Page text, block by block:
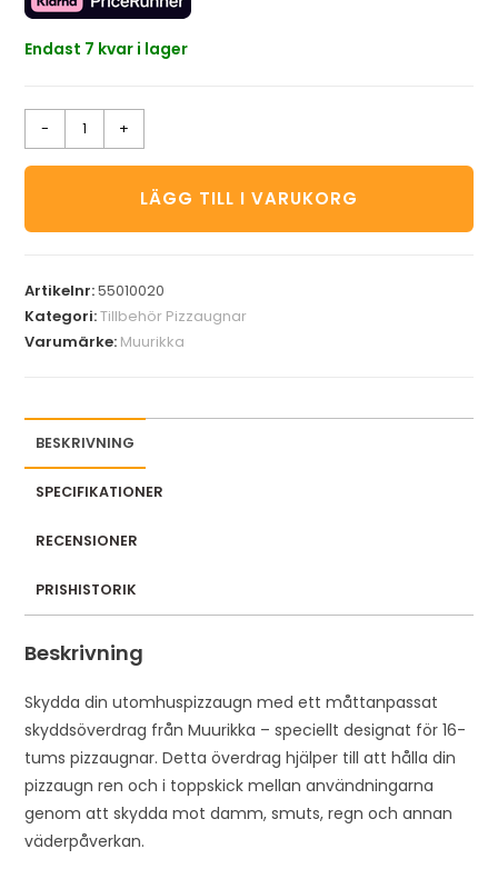
Endast 7 kvar i lager
- +
LÄGG TILL I VARUKORG
Artikelnr:55010020
Kategori:Tillbehör Pizzaugnar
Varumärke: Muurikka
BESKRIVNING
SPECIFIKATIONER
RECENSIONER
PRISHISTORIK
Beskrivning
Skydda din utomhuspizzaugn med ett måttanpassat
skyddsöverdrag från Muurikka – speciellt designat för 16-
tums pizzaugnar. Detta överdrag hjälper till att hålla din
pizzaugn ren och i toppskick mellan användningarna
genom att skydda mot damm, smuts, regn och annan
väderpåverkan.